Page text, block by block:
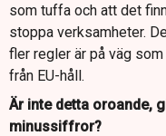
som tuffa och att det
stoppa verksamheter.
fler regler är på väg
från EU-håll.
Är inte detta oroande,
minussiffror?